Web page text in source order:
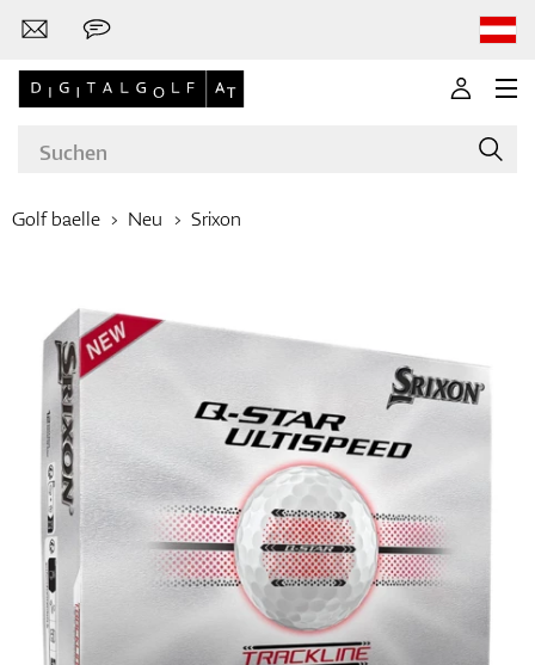
Golfschläger
Bekleidung
Handschuhe
Golf baelle Neu Srixon